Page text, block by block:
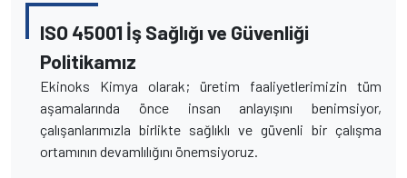
ISO 45001 İş Sağlığı ve Güvenliği
Politikamız
Ekinoks Kimya olarak; üretim faaliyetlerimizin tüm
aşamalarında önce insan anlayışını benimsiyor,
çalışanlarımızla birlikte sağlıklı ve güvenli bir çalışma
ortamının devamlılığını önemsiyoruz.